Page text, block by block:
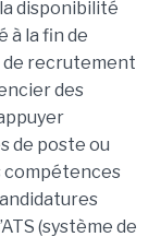
disponibilité
à la fin de
de recrutement
des
de poste ou
compétences
(système de